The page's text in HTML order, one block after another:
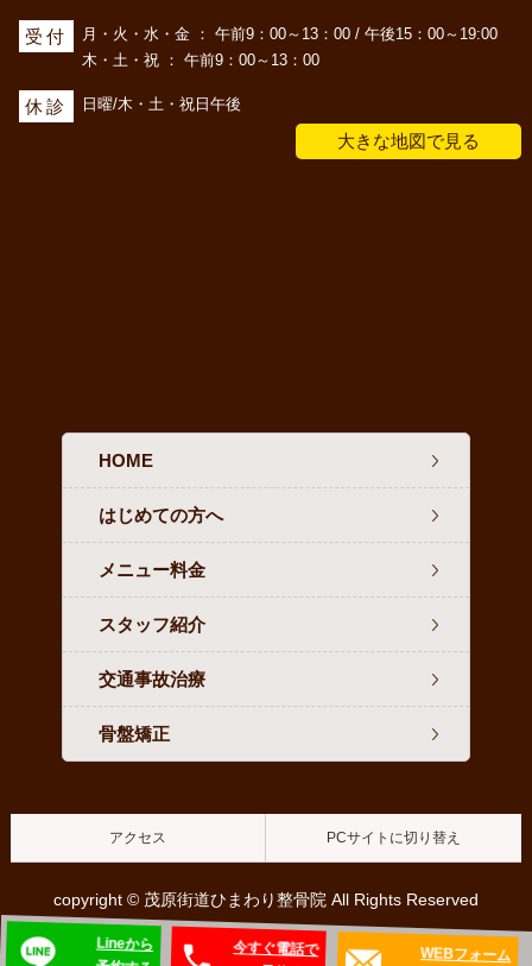
Lineから
今すぐ電話で WEBフォーム
受付
月・火・水・金 ： 午前9：00～13：00 / 午後15：00～19:00
木・土・祝 ： 午前9：00～13：00
休診 日曜/木・土・祝日午後
大きな地図で見る
HOME
はじめての方へ
メニュー料金
スタッフ紹介
交通事故治療
骨盤矯正
アクセス PCサイトに切り替え
copyright © 茂原街道ひまわり整骨院 All Rights Reserved